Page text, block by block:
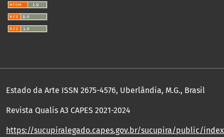
Estado da Arte ISSN 2675-4576, Uberlândia, M.G., Brasil
Revista Qualis A3 CAPES 2021-2024
https://sucupiralegado.capes.gov.br/sucupira/public/